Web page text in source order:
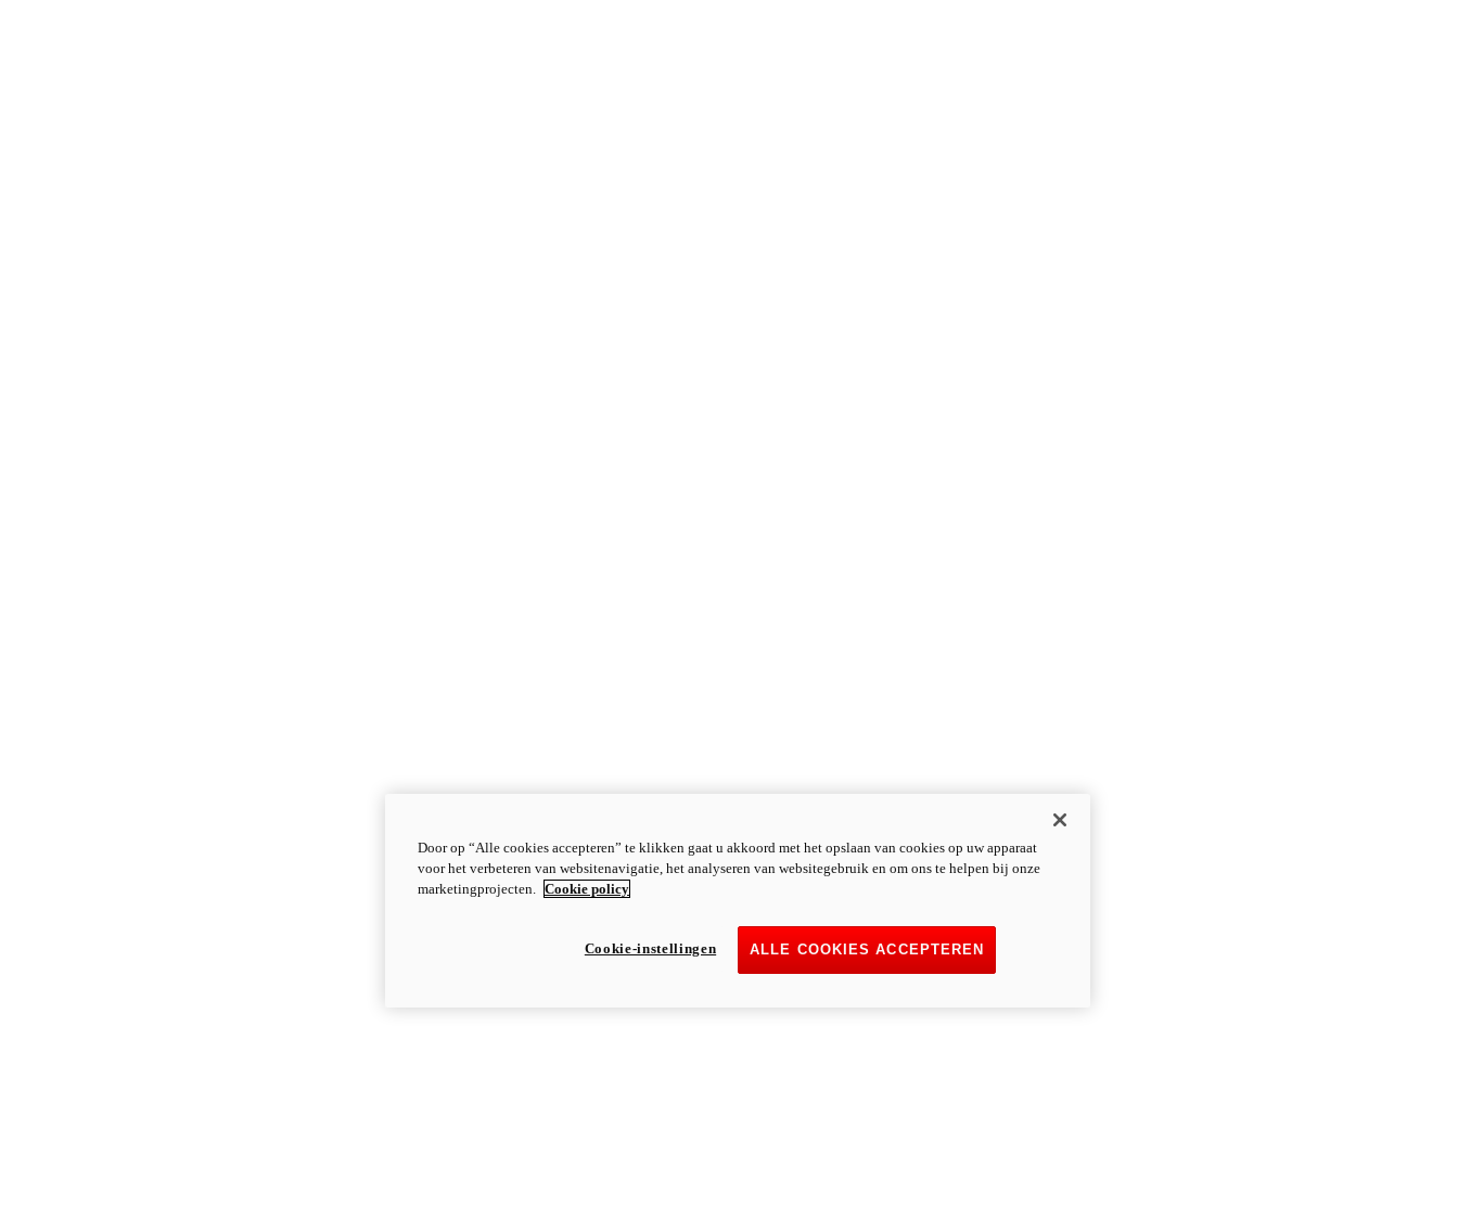
Door op “Alle cookies accepteren” te klikken gaat u akkoord met het opslaan van cookies op uw apparaat
voor het verbeteren van websitenavigatie, het analyseren van websitegebruik en om ons te helpen bij onze
marketingprojecten. Cookie policy
ALLE COOKIES ACCEPTEREN
Cookie-instellingen